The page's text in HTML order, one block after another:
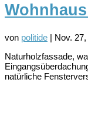
von politide | Nov.
Naturholzfassade,
natürliche